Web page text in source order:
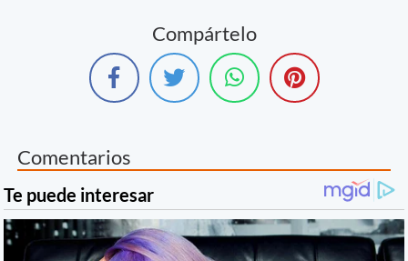
Compártelo
Comentarios